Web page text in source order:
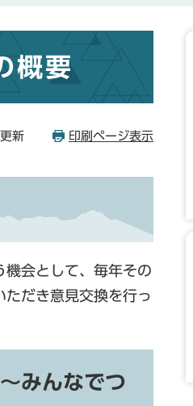
概要
新 印刷ページ表示
機会として、毎年その
だき意見交換を行っ
みんなでつ